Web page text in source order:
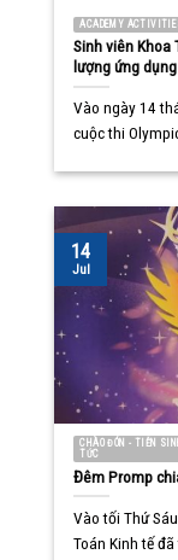
ACADEMY
Sinh viên Khoa
lượng ứng
Vào ngày 14
cuộc thi
CHÀO ĐÓN - TIỄN
TỨC
Đêm Promp
Vào tối Thứ
Toán Kinh tế
14
Jul